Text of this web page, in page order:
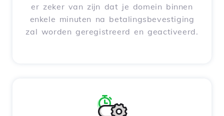
er zeker van zijn dat je domein binnen
enkele minuten na betalingsbevestiging
zal worden geregistreerd en geactiveerd.